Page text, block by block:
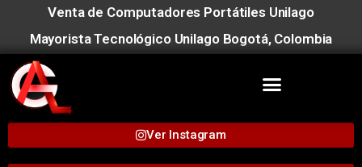
Venta de Computadores Portátiles Unilago
Mayorista Tecnológico Unilago Bogotá, Colombia
Ver Instagram